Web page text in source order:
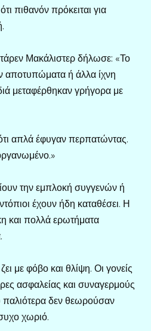
πιθανόν πρόκειται για
Μακάλιστερ δήλωσε: «Το
αποτυπώματα ή άλλα ίχνη
μεταφέρθηκαν γρήγορα με
απλά έφυγαν περπατώντας.
την εμπλοκή συγγενών ή
έχουν ήδη καταθέσει. Η
και πολλά ερωτήματα
με φόβο και θλίψη. Οι γονείς
ασφαλείας και συναγερμούς
παλιότερα δεν θεωρούσαν
χωριό.